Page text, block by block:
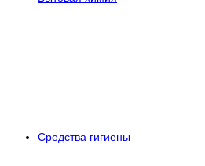
Средства гигиены